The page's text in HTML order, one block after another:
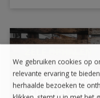
UW KUNT OOK
We gebruiken cookies op
relevante ervaring te
herhaalde bezoeken te